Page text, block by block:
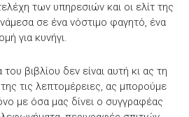
των υπηρεσιών και οι ελίτ της
σε ένα νόστιμο φαγητό, ένα
για κυνήγι.
βιβλίου δεν είναι αυτή κι ας τη
τις λεπτομέρειες, ας μπορούμε
με όσα μας δίνει ο συγγραφέας